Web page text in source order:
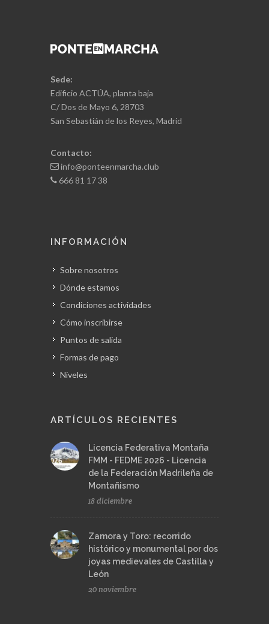
Sede:
Edificio ACTÚA, planta baja
C/ Dos de Mayo 6, 28703
San Sebastián de los Reyes, Madrid
Contacto:
info@ponteenmarcha.club
666 81 17 38
INFORMACIÓN
Sobre nosotros
Dónde estamos
Condiciones actividades
Cómo inscribirse
Puntos de salida
Formas de pago
Niveles
ARTÍCULOS RECIENTES
Licencia Federativa Montaña
FMM - FEDME 2026 - Licencia
de la Federación Madrileña de
Montañismo
18 diciembre
Zamora y Toro: recorrido
histórico y monumental por dos
joyas medievales de Castilla y
León
20 noviembre